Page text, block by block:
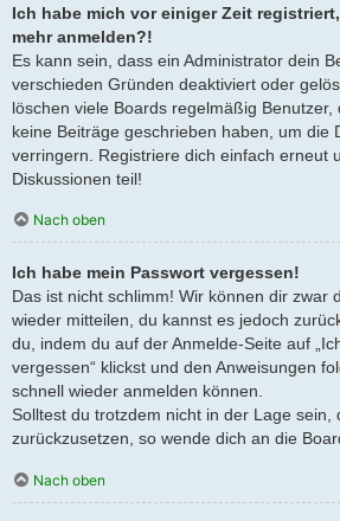
Ich habe mich vor einiger Zeit
mehr anmelden?!
Es kann sein, dass ein Administrator dein
verschieden Gründen deaktiviert oder
löschen viele Boards regelmäßig
keine Beiträge geschrieben haben, um die
verringern. Registriere dich einfach erneut
Diskussionen teil!
Nach oben
Ich habe mein Passwort vergessen!
Das ist nicht schlimm! Wir können dir zwar
wieder mitteilen, du kannst es jedoch
du, indem du auf der Anmelde-Seite auf
vergessen“ klickst und den Anweisungen
schnell wieder anmelden können.
Solltest du trotzdem nicht in der Lage sein,
zurückzusetzen, so wende dich an die
Nach oben